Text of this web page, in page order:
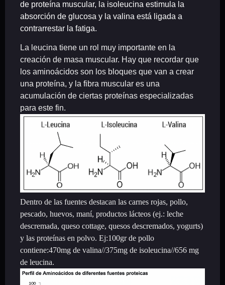
de proteína muscular, la isoleucina estimula la
absorción de glucosa y la valina está ligada a
contrarrestar la fatiga.
La leucina tiene un rol muy importante en la
creación de masa muscular. Hay que recordar que
los aminoácidos son los bloques que van a crear
una proteína, y la fibra muscular es una
acumulación de ciertas proteínas especializadas
para este fin.
Dentro de las fuentes destacan las carnes rojas, pollo,
pescado, huevos, maní, productos lácteos (ej.: leche
descremada, queso cottage, quesos descremados, yogurts)
y las proteínas en polvo. Ej:100gr de pollo
contiene:470mg de valina//375mg de isoleucina//656 mg
de leucina.